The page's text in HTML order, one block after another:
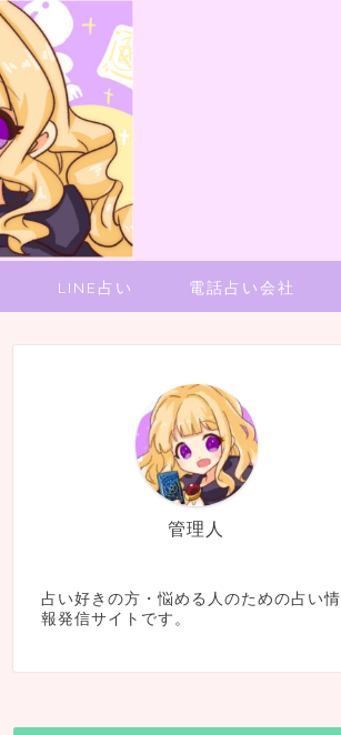
LINE占い 電話占い会社
管理人
占い好きの方・悩める人のための占い情
報発信サイトです。